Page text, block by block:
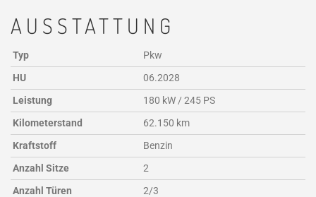
AUSSTATTUNG
Typ
Pkw
HU
06.2028
Leistung
180 kW / 245 PS
Kilometerstand
62.150 km
Kraftstoff
Benzin
Anzahl Sitze
2
Anzahl Türen
2/3